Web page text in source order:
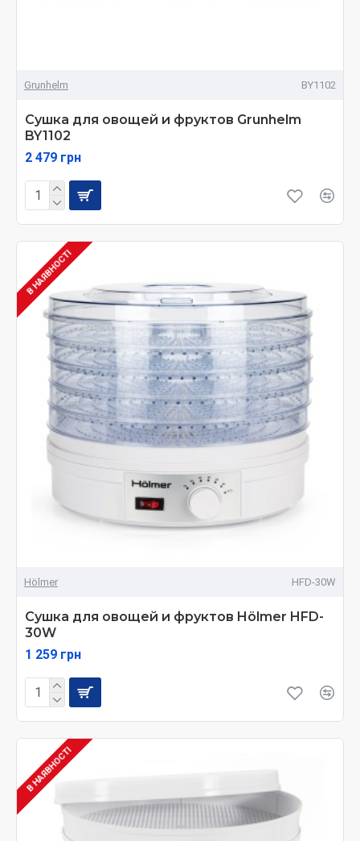
Grunhelm BY1102
Сушка для овощей и фруктов Grunhelm
BY1102
2 479 грн
В НАЯВНОСТІ
Hölmer HFD-30W
Сушка для овощей и фруктов Hölmer HFD-
30W
1 259 грн
В НАЯВНОСТІ